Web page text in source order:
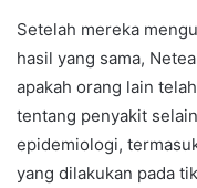
Setelah mereka
hasil yang sama,
apakah orang lain
tentang penyakit
epidemiologi,
yang dilakukan pada